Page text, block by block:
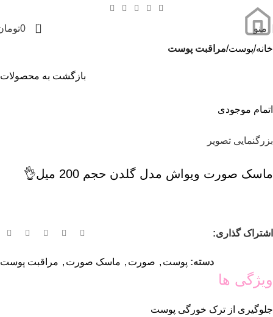
منو 0
0
خانه پوست مراقبت پوست
بازگشت به محصولات
اتمام موجودی
بزرگنمایی تصویر
ماسک صورت ویواش مدل گلدن حجم 200 میل👌
اشتراک گذاری:
دسته: پوست , صورت , ماسک صورت , مراقبت پوست
ویژگی ها
جلوگیری از ترک خورگی پوست